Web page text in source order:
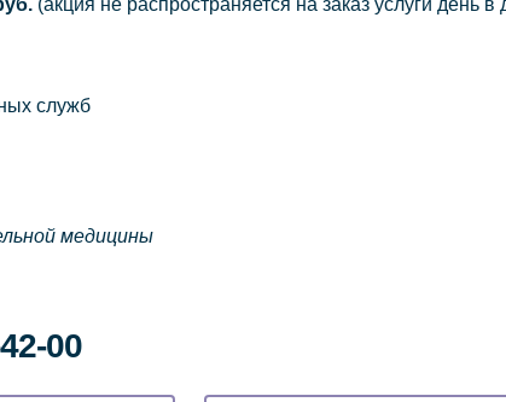
(акция не распространяется на заказ услуги день
служб
медицины
00